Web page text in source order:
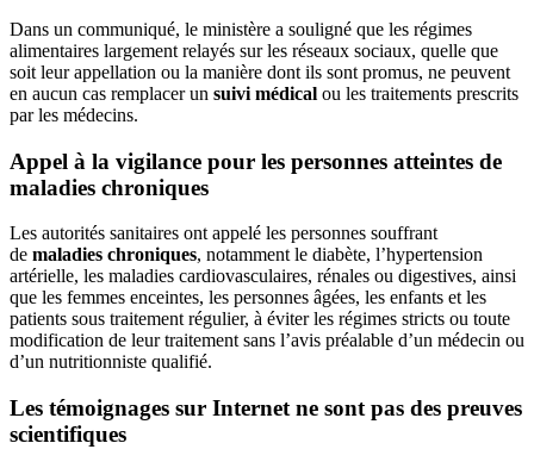
Dans un communiqué, le ministère a souligné que les régimes
alimentaires largement relayés sur les réseaux sociaux, quelle que
soit leur appellation ou la manière dont ils sont promus, ne peuvent
en aucun cas remplacer un suivi médical ou les traitements prescrits
par les médecins.
Appel à la vigilance pour les personnes atteintes de
maladies chroniques
Les autorités sanitaires ont appelé les personnes souffrant
de maladies chroniques, notamment le diabète, l’hypertension
artérielle, les maladies cardiovasculaires, rénales ou digestives, ainsi
que les femmes enceintes, les personnes âgées, les enfants et les
patients sous traitement régulier, à éviter les régimes stricts ou toute
modification de leur traitement sans l’avis préalable d’un médecin ou
d’un nutritionniste qualifié.
Les témoignages sur Internet ne sont pas des preuves
scientifiques